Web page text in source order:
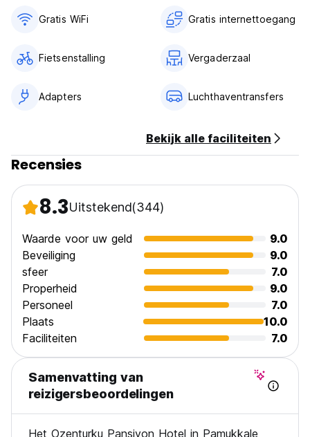
Gratis WiFi Gratis internettoegang
Fietsenstalling Vergaderzaal
Adapters Luchthaventransfers
Bekijk alle faciliteiten
Recensies
8.3Uitstekend(344)
Waarde voor uw geld
9.0
Beveiliging
9.0
sfeer
7.0
Properheid
9.0
Personeel
7.0
Plaats
10.0
Faciliteiten
7.0
Samenvatting van
reizigersbeoordelingen
Het Ozenturku Pansiyon Hotel in Pamukkale